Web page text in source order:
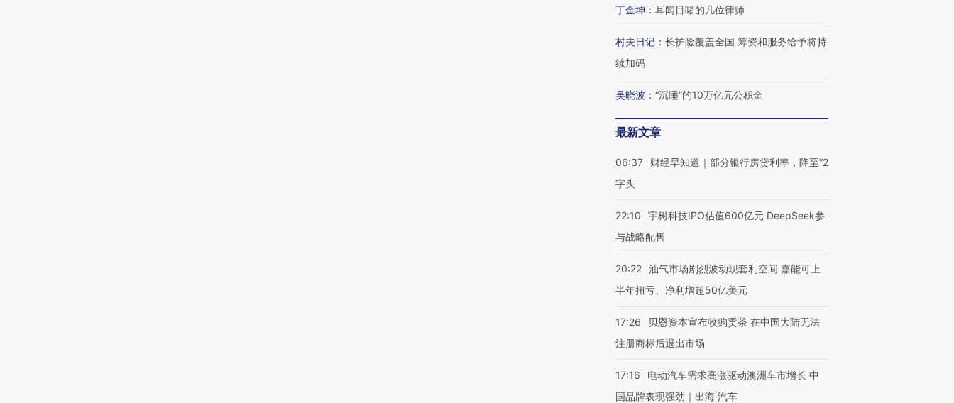
丁金坤 ： 耳闻目睹的几位律师
村夫日记 ： 长护险覆盖全国 筹资和服务给予将持
续加码
吴晓波 ： “沉睡”的10万亿元公积金
最新文章
06:37
财经早知道｜部分银行房贷利率，降至“2
字头
22:10
宇树科技IPO估值600亿元 DeepSeek参
与战略配售
20:22 油气市场剧烈波动现套利空间 嘉能可上
半年扭亏、净利增超50亿美元
17:26
贝恩资本宣布收购贡茶 在中国大陆无法
注册商标后退出市场
17:16
电动汽车需求高涨驱动澳洲车市增长 中
国品牌表现强劲｜出海·汽车